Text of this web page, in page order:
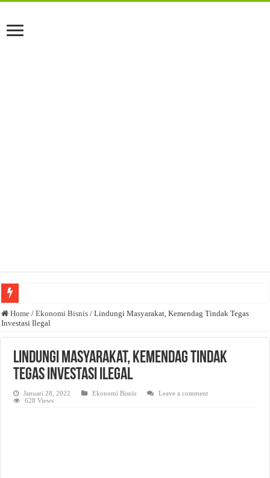
Anda butuh promosi usaha? Kontak ke Email redaksi@bisnisnasional.com
Dibutuhkan Marketing. Lamaran di-email ke redaksi@bisnisnasional.com
Home / Ekonomi Bisnis / Lindungi Masyarakat, Kemendag Tindak Tegas
Investasi Ilegal
Lindungi Masyarakat, Kemendag Tindak
Tegas Investasi Ilegal
Januari 28, 2022 Ekonomi Bisnis
Leave a comment
628 Views